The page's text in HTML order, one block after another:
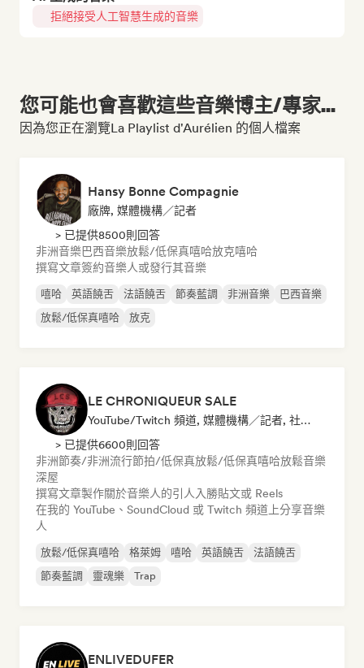
拒絕接受人工智慧生成的音樂
您可能也會喜歡這些音樂博主/專家...
因為您正在瀏覽La Playlist d'Aurélien 的個人檔案
Hansy Bonne Compagnie
廠牌, 媒體機構／記者
> 已提供8500則回答
非洲音樂巴西音樂放鬆/低保真嘻哈放克嘻哈
撰寫文章簽約音樂人或發行其音樂
嘻哈 英語饒舌 法語饒舌 節奏藍調 非洲音樂
巴西音樂
放鬆/低保真嘻哈
放克
LE CHRONIQUEUR SALE
YouTube/Twitch 頻道, 媒體機構／記者, 社群媒體音樂博主
> 已提供6600則回答
非洲節奏/非洲流行節拍/低保真放鬆/低保真嘻哈放鬆音樂
深屋
撰寫文章製作關於音樂人的引人入勝貼文或 Reels
在我的 YouTube、SoundCloud 或 Twitch 頻道上分享音樂
人
放鬆/低保真嘻哈 格萊姆 嘻哈 英語饒舌
法語饒舌
節奏藍調
靈魂樂 Trap
ENLIVEDUFER